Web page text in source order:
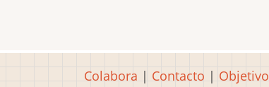
Colabora | Contacto | Objetivo